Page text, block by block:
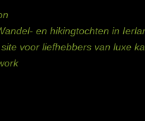
en hikingtochten in
voor liefhebbers van luxe